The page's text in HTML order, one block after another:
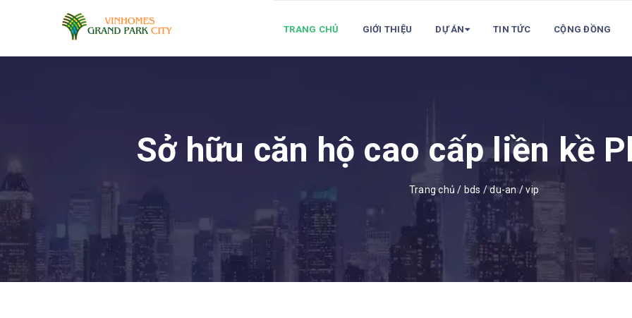
TRANG CHỦ GIỚI THIỆU DỰ ÁN TIN TỨC CỘNG ĐỒNG
Sở hữu căn hộ cao cấp liền kề
Trang chủ / bds / du-an/ vip